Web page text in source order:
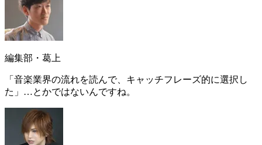
編集部・葛上
「音楽業界の流れを読んで、キャッチフレーズ的に選択し
た」…とかではないんですね。